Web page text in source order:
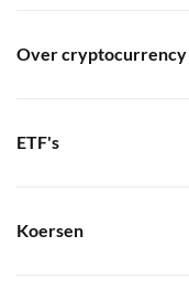
Over cryptocurrency
ETF's
Koersen